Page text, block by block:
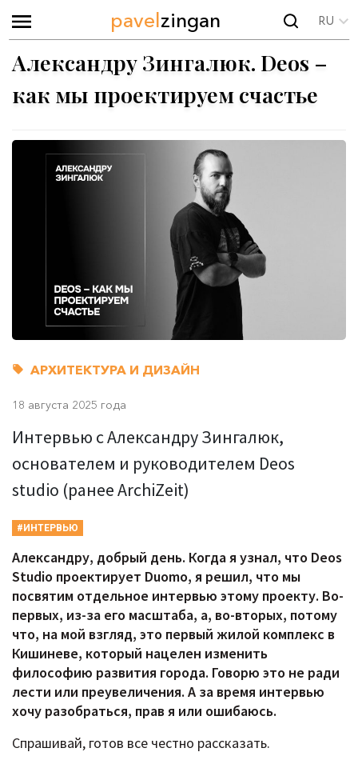
pavelzingan RU
АРХИТЕКТУРА И ДИЗАЙН
18 августа 2025 года
Александру Зингалюк. Deos –
как мы проектируем счастье
Интервью с Александру Зингалюк,
основателем и руководителем Deos
studio (ранее ArchiZeit)
#ИНТЕРВЬЮ
Александру, добрый день. Когда я узнал, что Deos
Studio проектирует Duomo, я решил, что мы
посвятим отдельное интервью этому проекту. Во-
первых, из-за его масштаба, а, во-вторых, потому
что, на мой взгляд, это первый жилой комплекс в
Кишиневе, который нацелен изменить
философию развития города. Говорю это не ради
лести или преувеличения. А за время интервью
хочу разобраться, прав я или ошибаюсь.
Спрашивай, готов все честно рассказать.